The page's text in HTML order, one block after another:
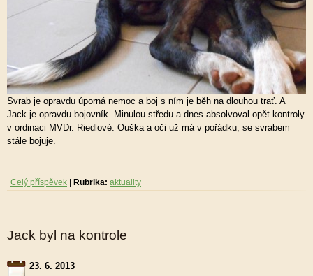
Svrab je opravdu úporná nemoc a boj s ním je běh na dlouhou trať. A
Jack je opravdu bojovník. Minulou středu a dnes absolvoval opět kontroly
v ordinaci MVDr. Riedlové. Ouška a oči už má v pořádku, se svrabem
stále bojuje.
Celý příspěvek Rubrika: aktuality
Jack byl na kontrole
23. 6. 2013